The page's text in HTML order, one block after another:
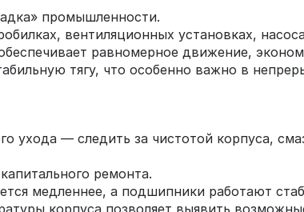
промышленности.
вентиляционных установках,
равномерное движение,
тягу, что особенно важно в
ухода — следить за чистотой корпуса,
ремонта.
медленнее, а подшипники работают
корпуса позволяет выявить